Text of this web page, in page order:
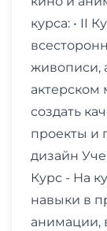
курса: • II
живописи,
актерском
создать
проекты и
дизайн
Курс - На
навыки в
анимации,